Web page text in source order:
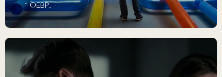
1 ФЕВР.